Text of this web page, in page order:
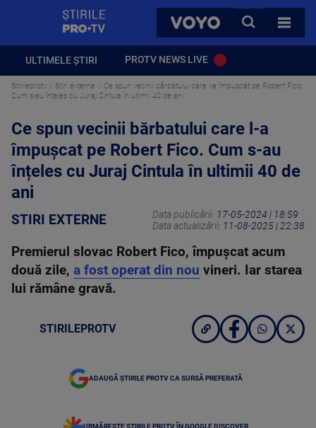
VOYO
CAUTA
TOATE
ULTIMELE ȘTIRI PROTV NEWS LIVE
Stirileprotv Stiri externe
Ce spun vecinii bărbatului care l-a împușcat pe Robert Fico.
Cum s-au înțeles cu Juraj Cintula în ultimii 40 de ani
Ce spun vecinii bărbatului care l-a
împușcat pe Robert Fico. Cum s-au
înțeles cu Juraj Cintula în ultimii 40 de
ani
STIRI EXTERNE Data publicării: 17-05-2024 | 18:59
Data actualizării: 11-08-2025 | 22:38
Premierul slovac Robert Fico, împușcat acum
două zile, a fost operat din nou vineri. Iar starea
lui rămâne gravă.
STIRILEPROTV
ADAUGĂ ȘTIRILE PROTV CA SURSĂ PREFERATĂ
URMĂREȘTE ȘTIRILE PROTV ÎN GOOGLE DISCOVER